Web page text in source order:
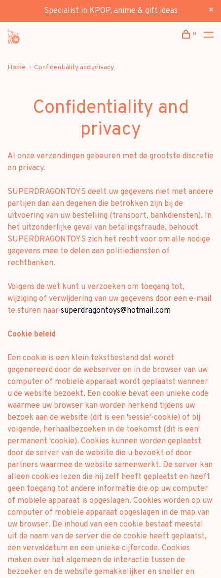
Specialist in KPOP, anime & gift ideas
0
Home Confidentiality and privacy
Confidentiality and
privacy
Al onze verzendingen gebeuren met de grootste discretie
en privacy.
SUPERDRAGONTOYS deelt uw gegevens niet met andere
partijen dan aan degenen die betrokken zijn bij de
uitvoering van uw bestelling (transport, bankdiensten). In
het uitzonderlijke geval van betalingsfraude, behoudt
SUPERDRAGONTOYS zich het recht voor om alle nodige
gegevens mee te delen aan politiediensten of
rechtbanken.
Volgens de wet kunt u verzoeken om toegang tot,
wijziging of verwijdering van uw gegevens door een e-mail
te sturen naar superdragontoys@hotmail.com
Cookie beleid
Een cookie is een klein tekstbestand dat wordt
gegenereerd door de webserver en in de browser van uw
computer of mobiele apparaat wordt geplaatst wanneer
u de website bezoekt. Een cookie bevat een unieke code
waarmee uw browser kan worden herkend tijdens uw
bezoek aan de website (dit is een 'sessie'-cookie) of bij
volgende, herhaalbezoeken in de toekomst (dit is een'
permanent 'cookie). Cookies kunnen worden geplaatst
door de server van de website die u bezoekt of door
partners waarmee de website samenwerkt. De server kan
alleen cookies lezen die hij zelf heeft geplaatst en heeft
geen toegang tot andere informatie die op uw computer
of mobiele apparaat is opgeslagen. Cookies worden op uw
computer of mobiele apparaat opgeslagen in de map van
uw browser. De inhoud van een cookie bestaat meestal
uit de naam van de server die de cookie heeft geplaatst,
een vervaldatum en een unieke cijfercode. Cookies
maken over het algemeen de interactie tussen de
bezoeker en de website gemakkelijker en sneller en